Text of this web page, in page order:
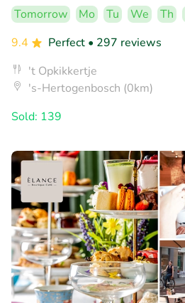
Tomorrow Mo Tu We Th
9.4
Perfect • 297 reviews
't Opkikkertje
's-Hertogenbosch (0km)
Sold: 139